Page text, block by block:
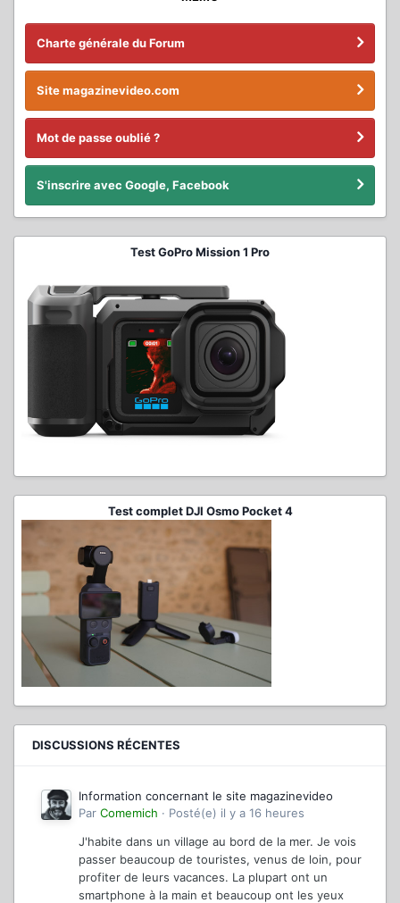
Charte générale du Forum
Site magazinevideo.com
Mot de passe oublié ?
S'inscrire avec Google, Facebook
Test GoPro Mission 1 Pro
Test complet DJI Osmo Pocket 4
DISCUSSIONS RÉCENTES
Information concernant le site magazinevideo
Par Comemich · Posté(e) il y a 16 heures
J'habite dans un village au bord de la mer. Je vois
passer beaucoup de touristes, venus de loin, pour
profiter de leurs vacances. La plupart ont un
smartphone à la main et beaucoup ont les yeux